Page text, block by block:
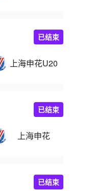
上海申花U20
已结束
上海申花
已结束
已结束